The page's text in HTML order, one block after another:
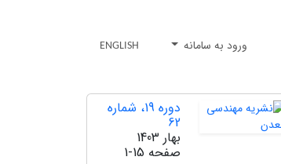
ورود به سامانه ENGLISH
دوره 19، شماره
62
بهار 1403
صفحه 1-15